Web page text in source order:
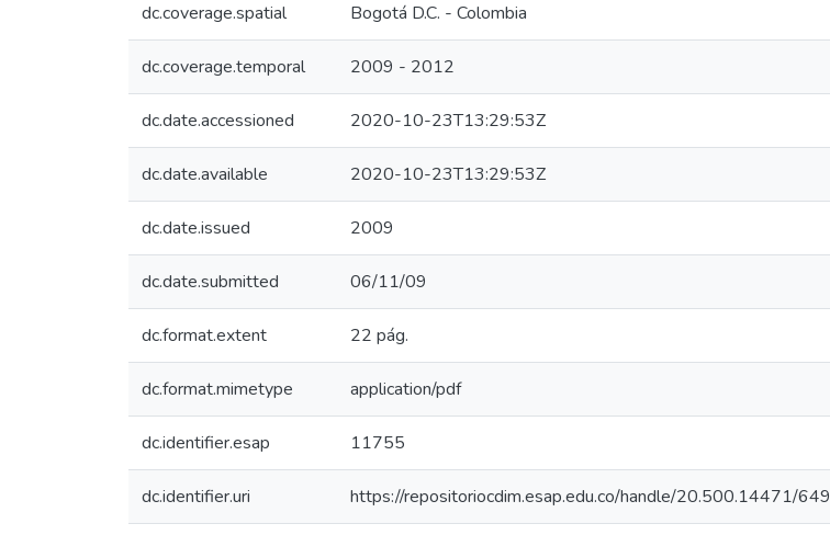
dc.coverage.spatial Bogotá D.C. - Colombia
dc.coverage.temporal 2009 - 2012
dc.date.accessioned 2020-10-23T13:29:53Z
dc.date.available 2020-10-23T13:29:53Z
dc.date.issued 2009
dc.date.submitted 06/11/09
dc.format.extent 22 pág.
dc.format.mimetype application/pdf
dc.identifier.esap 11755
dc.identifier.uri https://repositoriocdim.esap.edu.co/handle/20.500.14471/649